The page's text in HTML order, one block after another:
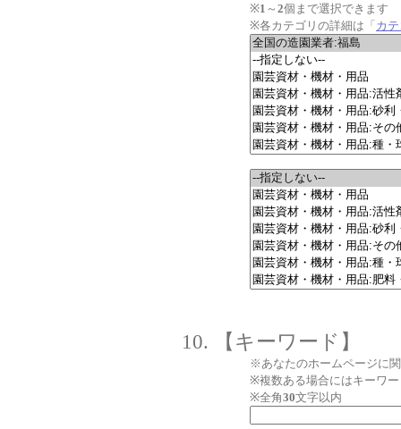
※1 ～ 2個まで選択できます
※各カテゴリの詳細は「 カ
【キーワード】
※あなたのホームページに
※複数ある場合にはキーワ
※全角30文字以内